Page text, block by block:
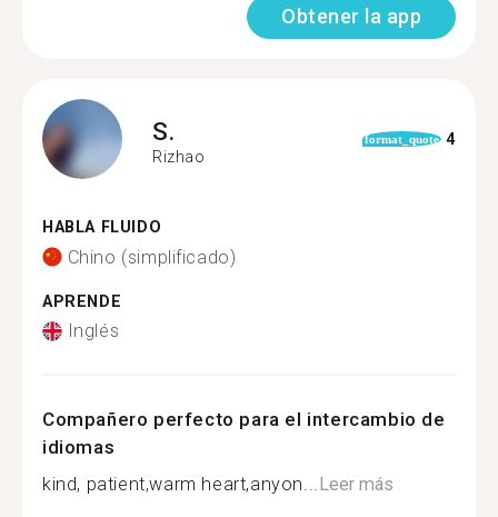
Obtener la app
S.
Rizhao
format_quote 4
HABLA FLUIDO
Chino (simplificado)
APRENDE
Inglés
Compañero perfecto para el intercambio de
idiomas
kind, patient,warm heart,anyon...Leer más